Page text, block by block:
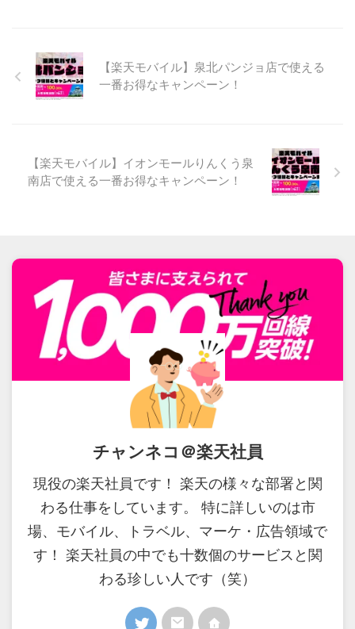
【楽天モバイル】泉北パンジョ店で使える
一番お得なキャンペーン！
【楽天モバイル】イオンモールりんくう泉
南店で使える一番お得なキャンペーン！
チャンネコ＠楽天社員
現役の楽天社員です！ 楽天の様々な部署と関
わる仕事をしています。 特に詳しいのは市
場、モバイル、トラベル、マーケ・広告領域で
す！ 楽天社員の中でも十数個のサービスと関
わる珍しい人です（笑）